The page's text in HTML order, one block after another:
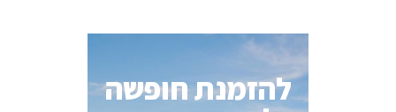
להזמנת חופשה